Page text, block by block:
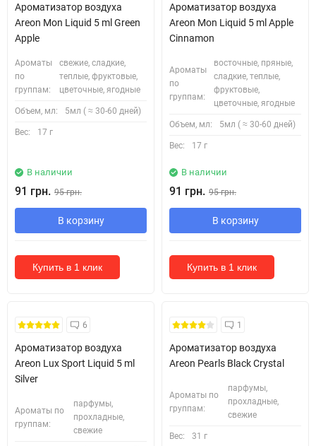
Ароматизатор воздуха
Areon Mon Liquid 5 ml Green
Apple
Ароматы
по
группам:
свежие, сладкие,
теплые, фруктовые,
цветочные, ягодные
Объем, мл: 5мл ( ≈ 30-60 дней)
Вес: 17 г
В наличии
91 грн. 95 грн.
В корзину
Купить в 1 клик
Ароматизатор воздуха
Areon Mon Liquid 5 ml Apple
Cinnamon
Ароматы
по
группам:
восточные, пряные,
сладкие, теплые,
фруктовые,
цветочные, ягодные
Объем, мл: 5мл ( ≈ 30-60 дней)
Вес: 17 г
В наличии
91 грн. 95 грн.
В корзину
Купить в 1 клик
6
Ароматизатор воздуха
Areon Lux Sport Liquid 5 ml
Silver
Ароматы по
группам:
парфумы,
прохладные,
свежие
1
Ароматизатор воздуха
Areon Pearls Black Crystal
Ароматы по
группам:
парфумы,
прохладные,
свежие
Вес: 31 г